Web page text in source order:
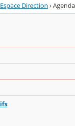
Espace Direction ›Agenda